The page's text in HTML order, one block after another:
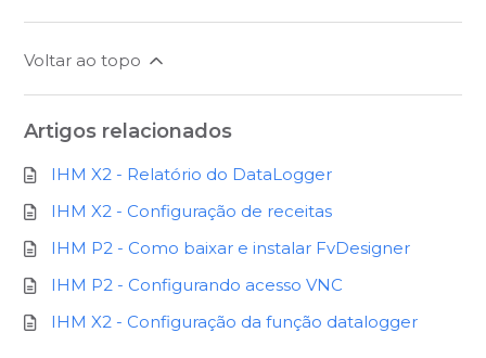
Voltar ao topo
Artigos relacionados
IHM X2 - Relatório do DataLogger
IHM X2 - Configuração de receitas
IHM P2 - Como baixar e instalar FvDesigner
IHM P2 - Configurando acesso VNC
IHM X2 - Configuração da função datalogger